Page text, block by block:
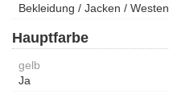
Bekleidung / Jacken / Westen
Hauptfarbe
gelb
Ja